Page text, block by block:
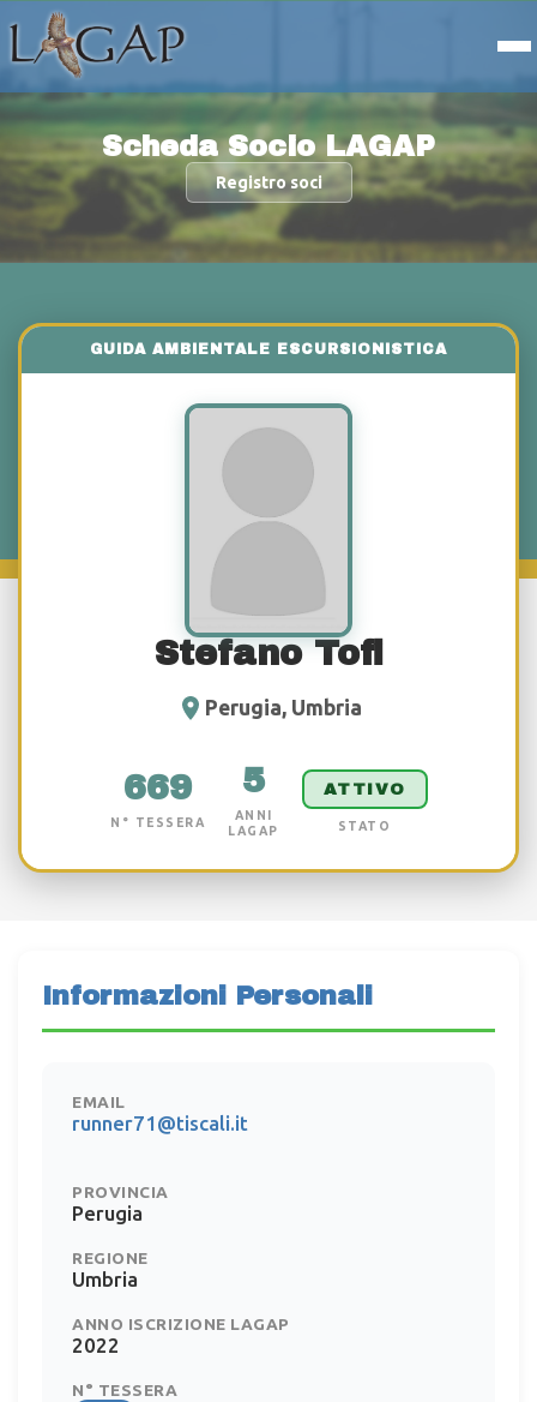
Scheda Socio LAGAP
Registro soci
Stefano Tofi
Perugia, Umbria
669
N° TESSERA
5
ANNI
LAGAP
ATTIVO
STATO
Informazioni Personali
EMAIL
runner71@tiscali.it
PROVINCIA
Perugia
REGIONE
Umbria
ANNO ISCRIZIONE LAGAP
2022
N° TESSERA